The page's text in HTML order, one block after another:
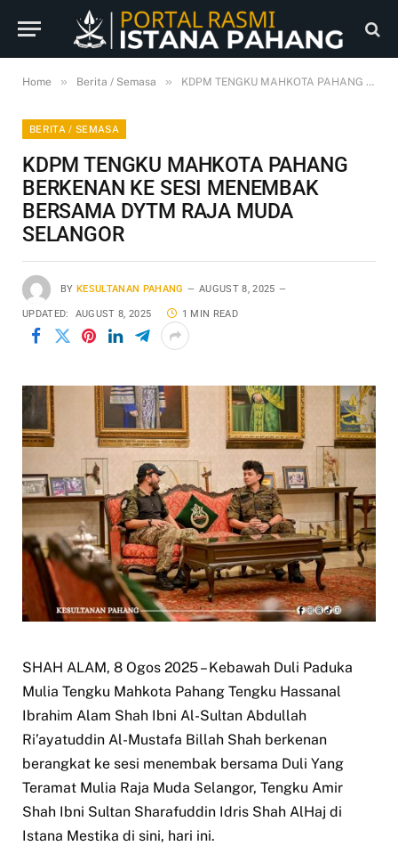
Home » Berita / Semasa » KDPM TENGKU MAHKOTA PAHANG BERKENAN KE SESI MENEMBAK BERSAMA DYTM RAJA MUDA SELANGOR
BERITA / SEMASA
KDPM TENGKU MAHKOTA PAHANG
BERKENAN KE SESI MENEMBAK
BERSAMA DYTM RAJA MUDA
SELANGOR
BY KESULTANAN PAHANG AUGUST 8, 2025
UPDATED: AUGUST 8, 2025 1 MIN READ
SHAH ALAM, 8 Ogos 2025 – Kebawah Duli Paduka
Mulia Tengku Mahkota Pahang Tengku Hassanal
Ibrahim Alam Shah Ibni Al-Sultan Abdullah
Ri’ayatuddin Al-Mustafa Billah Shah berkenan
berangkat ke sesi menembak bersama Duli Yang
Teramat Mulia Raja Muda Selangor, Tengku Amir
Shah Ibni Sultan Sharafuddin Idris Shah AlHaj di
Istana Mestika di sini, hari ini.